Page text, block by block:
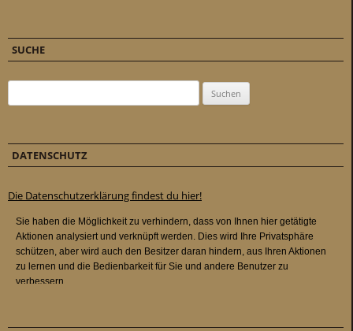
SUCHE
DATENSCHUTZ
Die Datenschutzerklärung findest du hier!